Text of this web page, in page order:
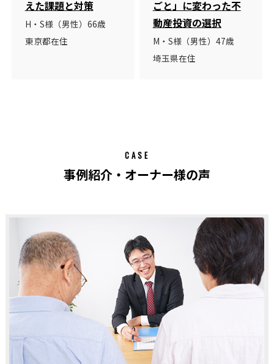
えた課題と対策
H・S様（男性）66歳
東京都在住
ごと」に変わった不
動産投資の選択
M・S様（男性）47歳
埼玉県在住
CASE
事例紹介・オーナー様の声